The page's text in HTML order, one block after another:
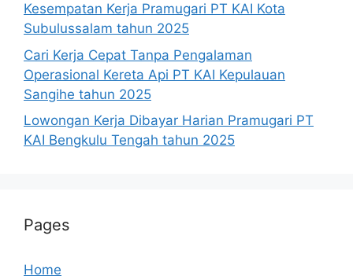
Kesempatan Kerja Pramugari PT KAI Kota
Subulussalam tahun 2025
Cari Kerja Cepat Tanpa Pengalaman
Operasional Kereta Api PT KAI Kepulauan
Sangihe tahun 2025
Lowongan Kerja Dibayar Harian Pramugari PT
KAI Bengkulu Tengah tahun 2025
Pages
Home